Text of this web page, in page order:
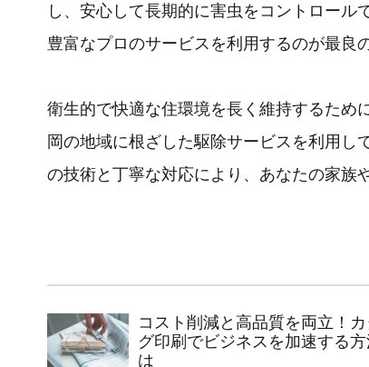
し、安心して長期的に害虫をコントロー
豊富なプロのサービスを利用するのが最良
衛生的で快適な住環境を長く維持するため
岡の地域に根ざした駆除サービスを利用し
の技術と丁寧な対応により、あなたの家族
コスト削減と高品質を両立！カ
グ印刷でビジネスを加速する方
は